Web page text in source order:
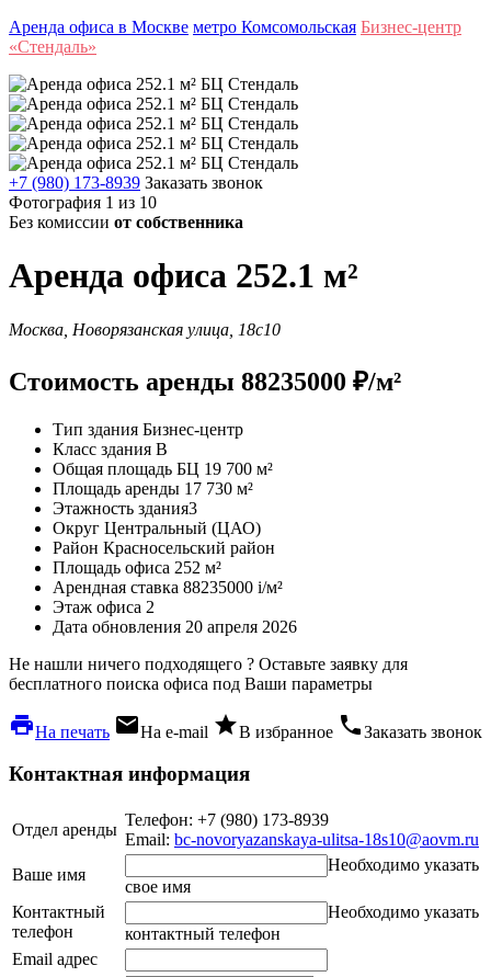
Аренда офиса в Москве метро Комсомольская Бизнес-центр
«Стендаль»
+7 (980) 173-8939 Заказать звонок
Фотография 1 из 10
Без комиссии от собственника
Аренда офиса 252.1 м²
Москва, Новорязанская улица, 18с10
Стоимость аренды 88235000 ₽/м²
Тип здания Бизнес-центр
Класс здания B
Общая площадь БЦ 19 700 м²
Площадь аренды 17 730 м²
Этажность здания3
Округ Центральный (ЦАО)
Район Красносельский район
Площадь офиса 252 м²
Арендная ставка 88235000 i/м²
Этаж офиса 2
Дата обновления 20 апреля 2026
Не нашли ничего подходящего ? Оставьте заявку для
бесплатного поиска офиса под Ваши параметры
local_printshopНа печать local_post_officeНа e-mail starВ избранное phoneЗаказать звонок
Контактная информация
Отдел аренды
Телефон: +7 (980) 173-8939
Email: bc-novoryazanskaya-ulitsa-18s10@aovm.ru
Ваше имя
Необходимо указать
свое имя
Контактный
телефон
Необходимо указать
контактный телефон
Email адрес